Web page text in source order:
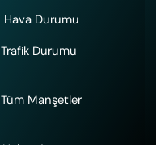
Hava Durumu
Trafik Durumu
Tüm Manşetler